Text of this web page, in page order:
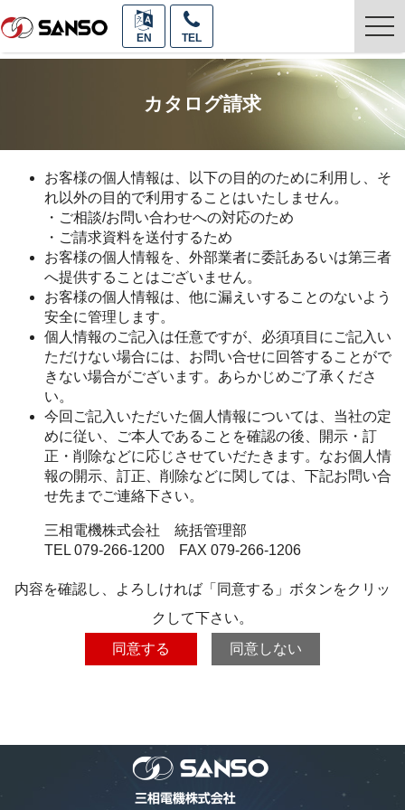
EN TEL
カタログ請求
お客様の個人情報は、以下の目的のために利用し、そ
れ以外の目的で利用することはいたしません。
・ご相談/お問い合わせへの対応のため
・ご請求資料を送付するため
お客様の個人情報を、外部業者に委託あるいは第三者
へ提供することはございません。
お客様の個人情報は、他に漏えいすることのないよう
安全に管理します。
個人情報のご記入は任意ですが、必須項目にご記入い
ただけない場合には、お問い合せに回答することがで
きない場合がございます。あらかじめご了承くださ
い。
今回ご記入いただいた個人情報については、当社の定
めに従い、ご本人であることを確認の後、開示・訂
正・削除などに応じさせていだたきます。なお個人情
報の開示、訂正、削除などに関しては、下記お問い合
せ先までご連絡下さい。
三相電機株式会社 統括管理部
TEL 079-266-1200 FAX 079-266-1206
内容を確認し、よろしければ「同意する」ボタンをクリッ
クして下さい。
同意する
同意しない